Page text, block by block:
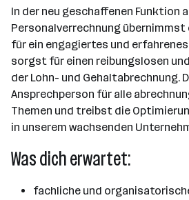
In der neu geschaffenen Funktion
Personalverrechnung
für ein engagiertes und
sorgst für einen reibungslosen
der Lohn- und Gehaltabrechnung.
Ansprechperson für alle
Themen und treibst die
in unserem wachsenden
Was dich erwartet:
fachliche und